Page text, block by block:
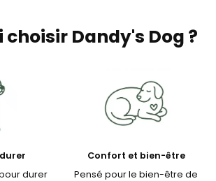
choisir Dandy's Dog ?
durer
Confort et bien-être
Pensé pour le bien-être de